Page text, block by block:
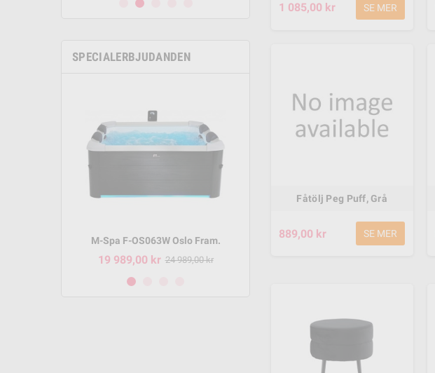
SPECIALERBJUDANDEN
M-Spa F-OS063W Oslo Fram.
19 989,00 kr 24 989,00 kr
M-Spa Rimba Urban 6-P
1 085,00 kr SE MER
Fåtölj Peg Puff, Grå
889,00 kr SE MER